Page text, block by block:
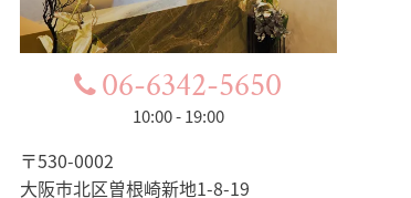
06-6342-5650
10:00 - 19:00
〒530-0002
大阪市北区曽根崎新地1-8-19